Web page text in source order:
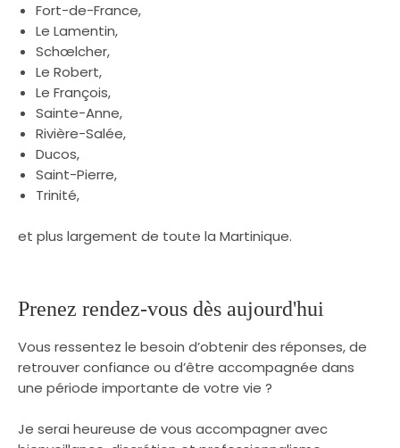
Fort-de-France,
Le Lamentin,
Schœlcher,
Le Robert,
Le François,
Sainte-Anne,
Rivière-Salée,
Ducos,
Saint-Pierre,
Trinité,
et plus largement de toute la Martinique.
Prenez rendez-vous dès aujourd'hui
Vous ressentez le besoin d’obtenir des réponses, de
retrouver confiance ou d’être accompagnée dans
une période importante de votre vie ?
Je serai heureuse de vous accompagner avec